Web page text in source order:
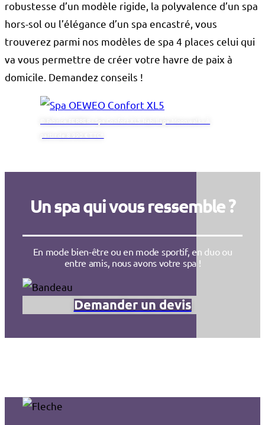
robustesse d’un modèle rigide, la polyvalence d’un spa
hors-sol ou l’élégance d’un spa encastré, vous
trouverez parmi nos modèles de spa 4 places celui qui
va vous permettre de créer votre havre de paix à
domicile. Demandez conseils !
Un spa qui vous ressemble ?
En mode bien-être ou en mode sportif, en duo ou
entre amis, nous avons votre spa !
Demander un devis